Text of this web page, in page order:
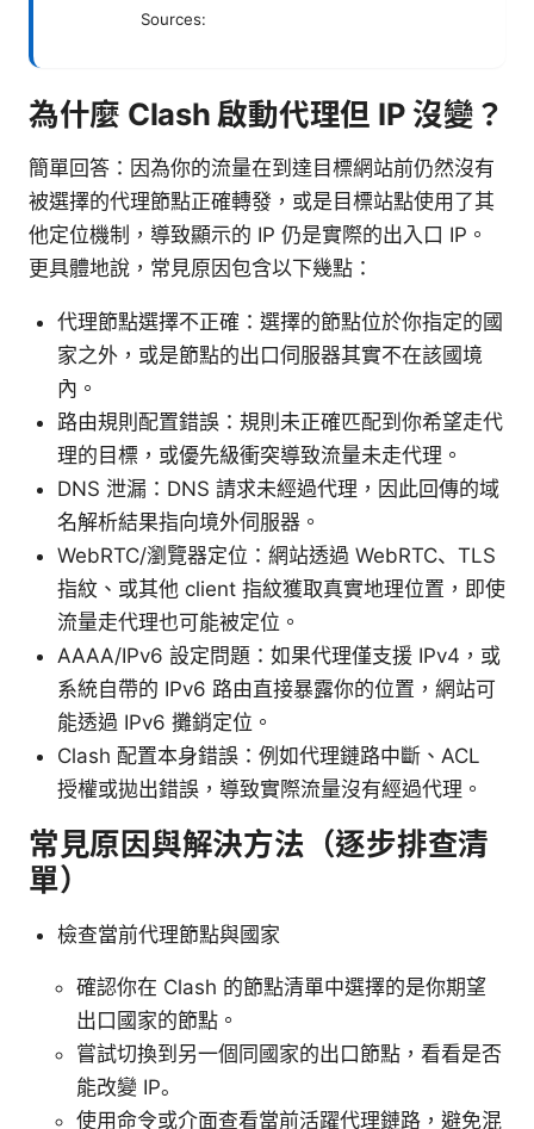
Sources:
為什麼 Clash 啟動代理但 IP 沒變？
簡單回答：因為你的流量在到達目標網站前仍然沒有
被選擇的代理節點正確轉發，或是目標站點使用了其
他定位機制，導致顯示的 IP 仍是實際的出入口 IP。
更具體地說，常見原因包含以下幾點：
代理節點選擇不正確：選擇的節點位於你指定的國
家之外，或是節點的出口伺服器其實不在該國境
內。
路由規則配置錯誤：規則未正確匹配到你希望走代
理的目標，或優先級衝突導致流量未走代理。
DNS 泄漏：DNS 請求未經過代理，因此回傳的域
名解析結果指向境外伺服器。
WebRTC/瀏覽器定位：網站透過 WebRTC、TLS
指紋、或其他 client 指紋獲取真實地理位置，即使
流量走代理也可能被定位。
AAAA/IPv6 設定問題：如果代理僅支援 IPv4，或
系統自帶的 IPv6 路由直接暴露你的位置，網站可
能透過 IPv6 攤銷定位。
Clash 配置本身錯誤：例如代理鏈路中斷、ACL
授權或拋出錯誤，導致實際流量沒有經過代理。
常見原因與解決方法（逐步排查清
單）
檢查當前代理節點與國家
確認你在 Clash 的節點清單中選擇的是你期望
出口國家的節點。
嘗試切換到另一個同國家的出口節點，看看是否
能改變 IP。
使用命令或介面查看當前活躍代理鏈路，避免混